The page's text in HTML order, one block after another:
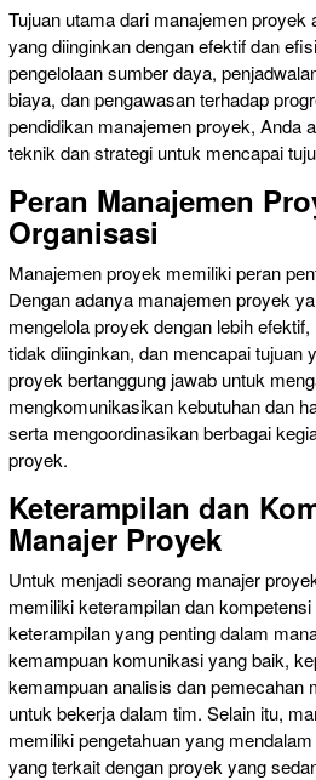
Tujuan utama dari manajemen proyek
yang diinginkan dengan efektif dan
pengelolaan sumber daya,
biaya, dan pengawasan terhadap
pendidikan manajemen proyek, Anda
teknik dan strategi untuk mencapai
Peran Manajemen
Organisasi
Manajemen proyek memiliki peran
Dengan adanya manajemen proyek
mengelola proyek dengan lebih
tidak diinginkan, dan mencapai tujuan
proyek bertanggung jawab untuk
mengkomunikasikan kebutuhan dan
serta mengoordinasikan berbagai
proyek.
Keterampilan dan
Manajer Proyek
Untuk menjadi seorang manajer
memiliki keterampilan dan
keterampilan yang penting dalam
kemampuan komunikasi yang baik,
kemampuan analisis dan pemecahan
untuk bekerja dalam tim. Selain itu,
memiliki pengetahuan yang
yang terkait dengan proyek yang